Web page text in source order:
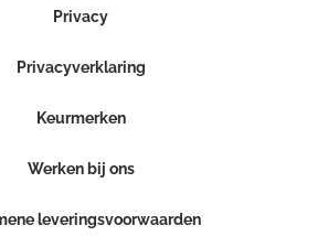
Privacy
Privacyverklaring
Keurmerken
Werken bij ons
leveringsvoorwaarden